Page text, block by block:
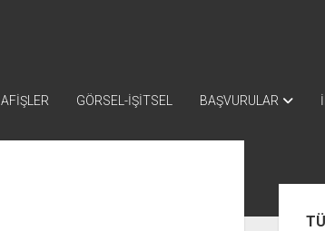
AFİŞLER GÖRSEL-İŞİTSEL BAŞVURULAR